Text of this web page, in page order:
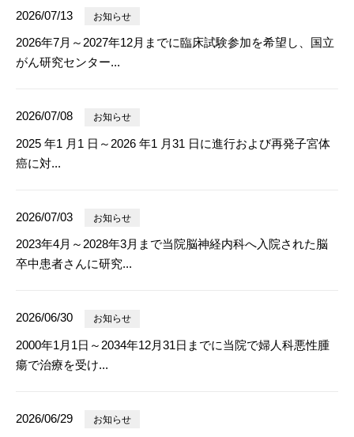
2026/07/13 お知らせ
2026年7月～2027年12月までに臨床試験参加を希望し、国立
がん研究センター...
2026/07/08 お知らせ
2025 年1 月1 日～2026 年1 月31 日に進行および再発子宮体
癌に対...
2026/07/03 お知らせ
2023年4月～2028年3月まで当院脳神経内科へ入院された脳
卒中患者さんに研究...
2026/06/30 お知らせ
2000年1月1日～2034年12月31日までに当院で婦人科悪性腫
瘍で治療を受け...
2026/06/29 お知らせ